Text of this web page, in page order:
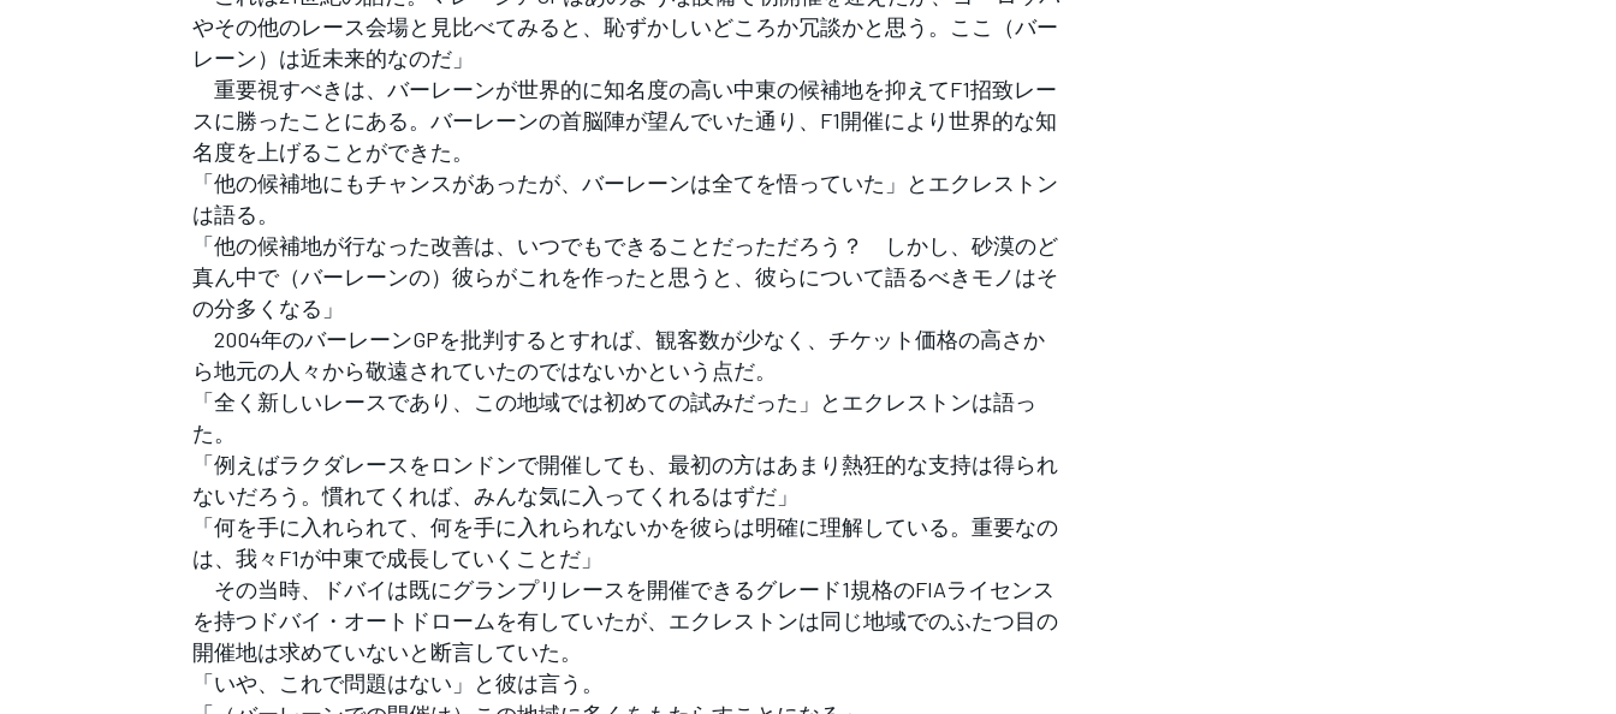
やその他のレース会場と見比べてみると、恥ずかしいどころか冗談かと思う。ここ（バー
レーン）は近未来的なのだ」
重要視すべきは、バーレーンが世界的に知名度の高い中東の候補地を抑えてF1招致レー
スに勝ったことにある。バーレーンの首脳陣が望んでいた通り、F1開催により世界的な知
名度を上げることができた。
「他の候補地にもチャンスがあったが、バーレーンは全てを悟っていた」とエクレストン
は語る。
「他の候補地が行なった改善は、いつでもできることだっただろう？ しかし、砂漠のど
真ん中で（バーレーンの）彼らがこれを作ったと思うと、彼らについて語るべきモノはそ
の分多くなる」
2004年のバーレーンGPを批判するとすれば、観客数が少なく、チケット価格の高さか
ら地元の人々から敬遠されていたのではないかという点だ。
「全く新しいレースであり、この地域では初めての試みだった」とエクレストンは語っ
た。
「例えばラクダレースをロンドンで開催しても、最初の方はあまり熱狂的な支持は得られ
ないだろう。慣れてくれば、みんな気に入ってくれるはずだ」
「何を手に入れられて、何を手に入れられないかを彼らは明確に理解している。重要なの
は、我々F1が中東で成長していくことだ」
その当時、ドバイは既にグランプリレースを開催できるグレード1規格のFIAライセンス
を持つドバイ・オートドロームを有していたが、エクレストンは同じ地域でのふたつ目の
開催地は求めていないと断言していた。
「いや、これで問題はない」と彼は言う。